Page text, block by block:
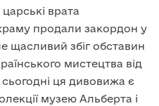
врата
продали закордон у
щасливий збіг обставин
мистецтва від
ця дивовижа є
музею Альберта і